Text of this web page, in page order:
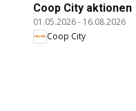
Coop City aktionen
01.05.2026- 16.08.2026
Coop City